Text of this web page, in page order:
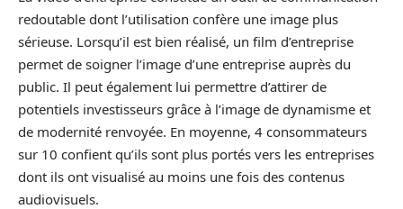
redoutable dont l’utilisation confère une image plus
sérieuse. Lorsqu’il est bien réalisé, un film d’entreprise
permet de soigner l’image d’une entreprise auprès du
public. Il peut également lui permettre d’attirer de
potentiels investisseurs grâce à l’image de dynamisme et
de modernité renvoyée. En moyenne, 4 consommateurs
sur 10 confient qu’ils sont plus portés vers les entreprises
dont ils ont visualisé au moins une fois des contenus
audiovisuels.